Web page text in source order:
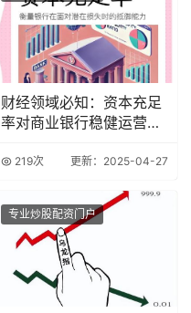
财经领域必知：资本充足
率对商业银行稳健运营的
219次 更新：2025-04-27
专业炒股配资门户